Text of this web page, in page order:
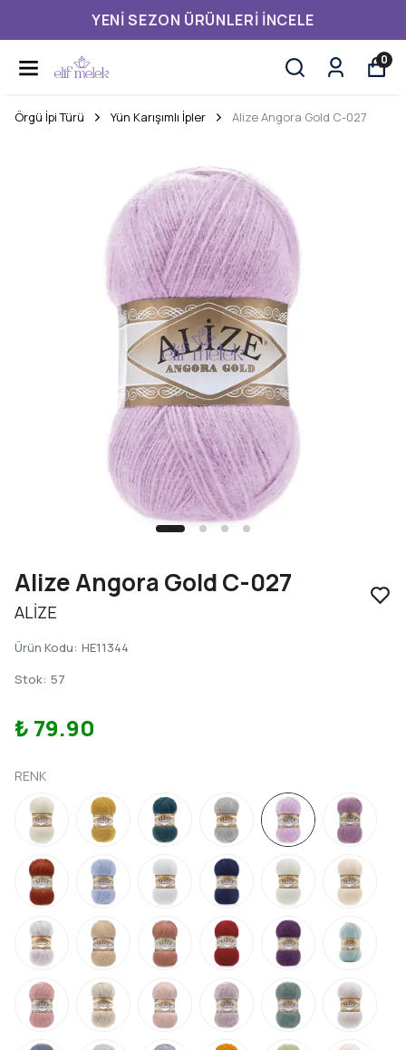
YENI SEZON ÜRÜNLERI İNCELE
0
Örgü İpi Türü Yün Karışımlı İpler Alize Angora Gold C-027
Alize Angora Gold C-027
ALİZE
Ürün Kodu: HE11344
Stok: 57
₺ 79.90
RENK